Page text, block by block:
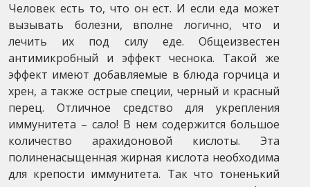
Человек есть то, что он ест. И если еда может
вызывать болезни, вполне логично, что и
лечить их под силу еде. Общеизвестен
антимикробный и эффект чеснока. Такой же
эффект имеют добавляемые в блюда горчица и
хрен, а также острые специи, черный и красный
перец. Отличное средство для укрепления
иммунитета – сало! В нем содержится большое
количество арахидоновой кислоты. Эта
полиненасыщенная жирная кислота необходима
для крепости иммунитета. Так что тоненький